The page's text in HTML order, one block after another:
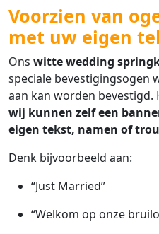
Voorzien van
met uw eigen
Ons witte wedding
speciale bevestigingsogen
aan kan worden bevestigd.
wij kunnen zelf een
eigen tekst, namen of
Denk bijvoorbeeld aan:
“Just Married”
“Welkom op onze